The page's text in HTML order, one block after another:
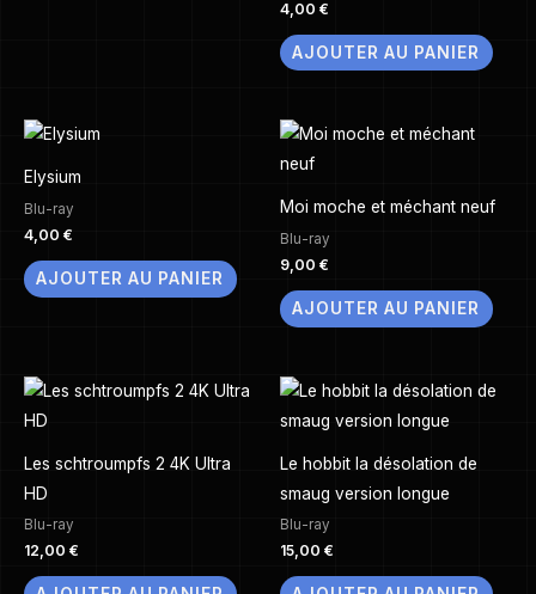
4,00 €
AJOUTER AU PANIER
Elysium
Blu-ray
4,00 €
AJOUTER AU PANIER
Moi moche et méchant neuf
Blu-ray
9,00 €
AJOUTER AU PANIER
Les schtroumpfs 2 4K Ultra
HD
Blu-ray
12,00 €
Le hobbit la désolation de
smaug version longue
Blu-ray
15,00 €